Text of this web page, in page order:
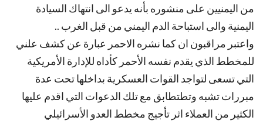
من اليمنيين على منشوره بأنه يدعو الى انتهاك السيادة
اليمنية والى استباحة الدم اليمني من قبل الغرب ..
واعتبر مراقبون ان كما نشره الاحمر عبارة عن كشف علني
للمخطط الذي يقدم نفسه الأحمر كأداه للإدارة الأمريكية
التي تسعى لتواجد القوات العسكرية بداخلها تحت عدة
مبررات تشبه وتطتطابق مع تلك الدعوات التي اقدم عليها
الكثير من العملاء اثر تأجيج مخطط العدو الأسرائيلي